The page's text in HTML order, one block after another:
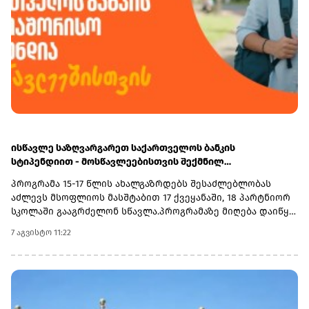
ისწავლე საზღვარგარეთ საქართველოს ბანკის
სტიპენდიით - მოსწავლეებისთვის შექმნილ
პროგრამა 15-17 წლის ახალგაზრდებს შესაძლებლობას
აძლევს მსოფლიოს მასშტაბით 17 ქვეყანაში, 18 პარტნიორ
სკოლაში გააგრძელონ სწავლა.პროგრამაზე მიღება დაიწყო
ეწვიეთ ვებგვერდს. ინფორმაციისთვის, გაერთიანებული
მსოფლიო სკოლები (UWC) წარმოადგენს საერთაშორისო
საგანმანათლებლო მოძრაობას ახალგაზრდებისთვის,
სხვადასხვა ერისა და კულტურის დასაახლოებლად და ამ
7 აგვისტო 11:22